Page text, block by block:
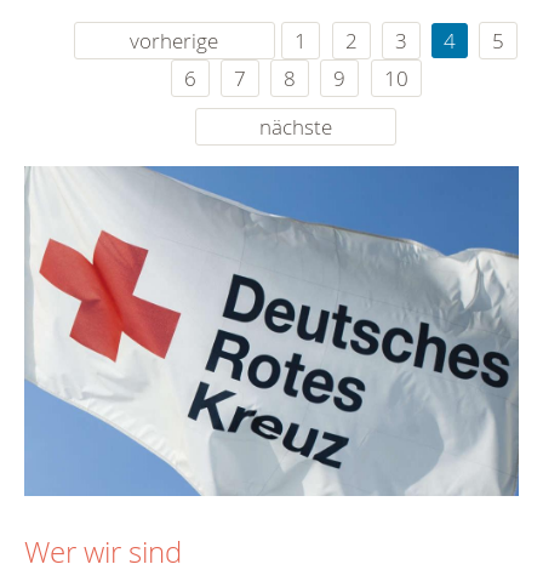
vorherige 1 2 3 4
5
6
7 8 9
10
nächste
Wer wir sind